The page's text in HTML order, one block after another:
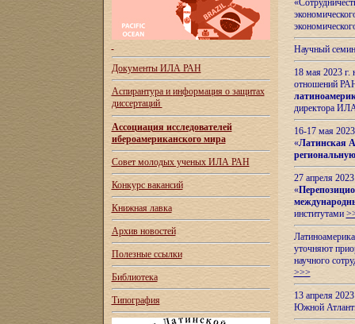
Документы ИЛА РАН
Аспирантура и информация о защитах
диссертаций
Ассоциация исследователей
ибероамериканского мира
Совет молодых ученых ИЛА РАН
Конкурс вакансий
Книжная лавка
Архив новостей
Полезные ссылки
Библиотека
Типография
Научный
18 мая 2023
отношений
директора
16-17 мая
«Латинская
27 апреля
«
институтами
уточняют
научного
>>>
13 апреля
Южной